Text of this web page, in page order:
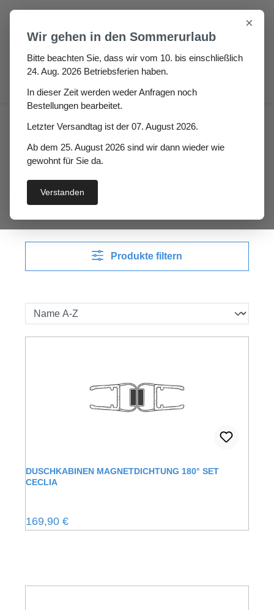
Zum Hauptinhalt springen
Haus
Bad & Duschdichtungen
Duschkabinenmagnetdic
htungen
Produkte filtern
DUSCHKABINEN MAGNETDICHTUNG 180° SET
CECLIA
Regulärer Preis:
169,90 €
×
Wir gehen in den Sommerurlaub
Bitte beachten Sie, dass wir vom 10. bis einschließlich
24. Aug. 2026 Betriebsferien haben.
In dieser Zeit werden weder Anfragen noch
Bestellungen bearbeitet.
Letzter Versandtag ist der 07. August 2026.
Ab dem 25. August 2026 sind wir dann wieder wie
gewohnt für Sie da.
Verstanden